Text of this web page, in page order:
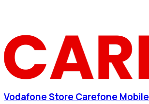
Vodafone Store Carefone Mobile